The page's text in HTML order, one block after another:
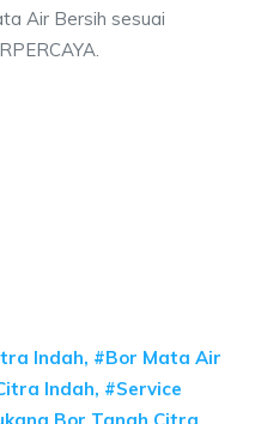
Air Bersih sesuai
Indah, #Bor Mata Air
Indah, #Service